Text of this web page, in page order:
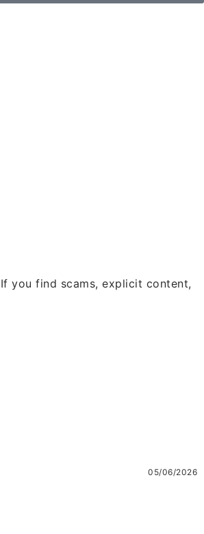
If you find scams, explicit content,
05/06/2026